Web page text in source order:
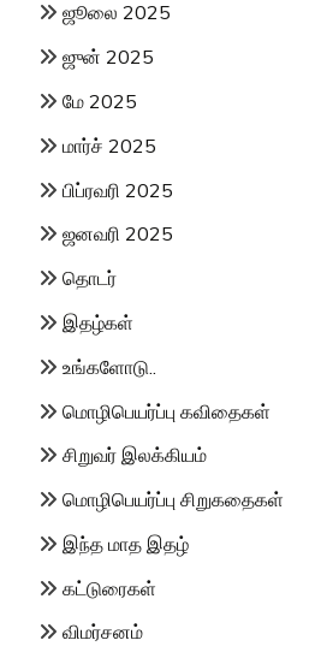
ஜூலை 2025
ஜுன் 2025
மே 2025
மார்ச் 2025
பிப்ரவரி 2025
ஜனவரி 2025
தொடர்
இதழ்கள்
உங்களோடு..
மொழிபெயர்ப்பு கவிதைகள்
சிறுவர் இலக்கியம்
மொழிபெயர்ப்பு சிறுகதைகள்
இந்த மாத இதழ்
கட்டுரைகள்
விமர்சனம்